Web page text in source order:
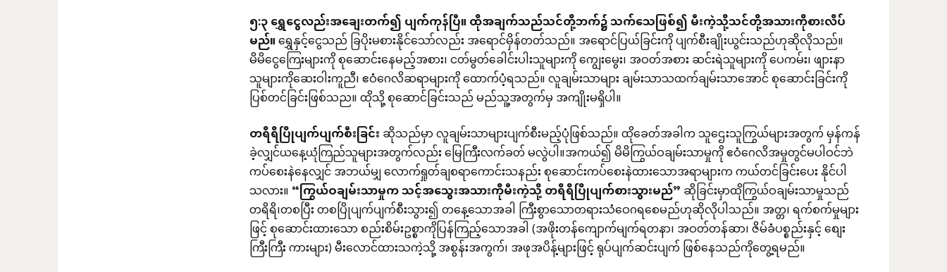
၅:၃ရွှေငွေလည်းအချေးတက်၍ပျက်ကုန်ပြီ။ထိုအချက်သည်သင်တို့ဘက်၌သက်သေဖြစ်၍မီးကဲ့သို့သင်တို့အသားကိုစားလိပ်
မည်။ရွှေနှင့်ငွေသည် ခြပိုးမစားနိုင်သော်လည်း အရောင်မှိန်တတ်သည်။ အရောင်ပြယ်ခြင်းကို ပျက်စီးချိုးယွင်းသည်ဟုဆိုလိုသည်။
မိမိငွေကြေးများကို စုဆောင်းနေမည့်အစား၊ ငတ်မွတ်ခေါင်းပါးသူများကို ကျွေးမွေး၊ အဝတ်အစား ဆင်းရဲသူများကို ပေကမ်း၊ ဖျားနာ
သူများကိုဆေးဝါးကူညီ၊ ဧဝံဂေလိဆရာများကို ထောက်ပံ့ရသည်။ လူချမ်းသာများ ချမ်းသာသထက်ချမ်းသာအောင် စုဆောင်းခြင်းကို
ပြစ်တင်ခြင်းဖြစ်သည။ ထိုသို့ စုဆောင်ခြင်းသည် မည်သူ့အတွက်မှ အကျိုးမရှိပါ။
တရိရိပြိုပျက်ပျက်စီးခြင်းဆိုသည်မှာ လူချမ်းသာများပျက်စီးမည့်ပုံဖြစ်သည်။ ထိုခေတ်အခါက သူဌေးသူကြွယ်များအတွက် မှန်ကန်
ခဲ့လျှင်ယနေ့ယုံကြည်သူများအတွက်လည်း မြေကြီးလက်ခတ် မလွဲပါ။အကယ်၍ မိမိကြွယ်ဝချမ်းသာမှုကို ဧဝံဂေလိအမှုတွင်မပါဝင်ဘဲ
ကပ်စေးနဲနေလျှင် အဘယ်မျှ လောက်ရှုတ်ချစရာကောင်းသနည်း စုဆောင်းကပ်စေးနဲထားသောအရာများက ကယ်တင်ခြင်းပေး နိုင်ပါ
သလား။“ကြွယ်ဝချမ်းသာမှုကသင့်အသွေးအသားကိုမီးကဲ့သို့တရိရိပြိုပျက်စားသွားမည်”ဆိုခြင်းမှာထိုကြွယ်ဝချမ်းသာမှုသည်
တရိရိ၊တစပြီး တစပြိုပျက်ပျက်စီးသွား၍ တနေ့သောအခါ ကြီးစွာသောတရားသံဝေဂရစေမည်ဟုဆိုလိုပါသည်။ အတ္တ၊ ရက်စက်မှုများ
ဖြင့် စုဆောင်းထားသော စည်းစိမ်းဥစ္စာကိုပြန်ကြည့်သောအခါ (အဖိုးတန်ကျောက်မျက်ရတနာ၊ အဝတ်တန်ဆာ၊ ဇိမ်ခံပစ္စည်းနှင့် စျေး
ကြီးကြီး ကားများ) မီးလောင်ထားသကဲ့သို့ အစွန်းအကွက်၊ အဖုအပိန့်များဖြင့် ရုပ်ပျက်ဆင်းပျက် ဖြစ်နေသည်ကိုတွေ့ရမည်။